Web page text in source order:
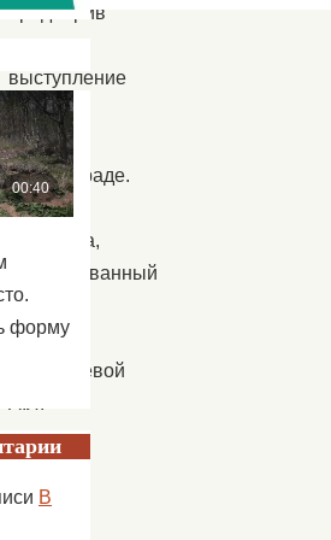
предварив
выступление
стихами
о
Сталинграде.
Урок
мужества,
организованный
учителем
истории
Шамахаевой
включал
себя
форму
В